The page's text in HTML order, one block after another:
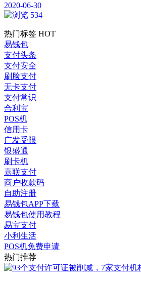
2020-06-30
534
热门标签 HOT
易钱包
支付头条
支付安全
刷脸支付
无卡支付
支付常识
合利宝
POS机
信用卡
广发受限
银盛通
刷卡机
嘉联支付
商户收款码
自助注册
易钱包APP下载
易钱包使用教程
易宝支付
小利生活
POS机免费申请
热门推荐